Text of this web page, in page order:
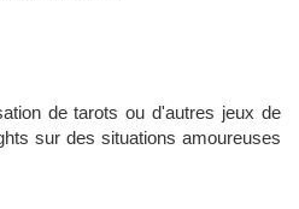
de tarots ou d'autres jeux de
sur des situations amoureuses